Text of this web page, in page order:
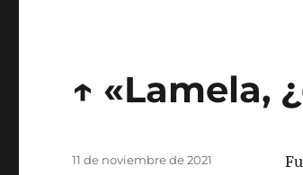
↑ «Lamela,
Publicado
11 de noviembre de 2021